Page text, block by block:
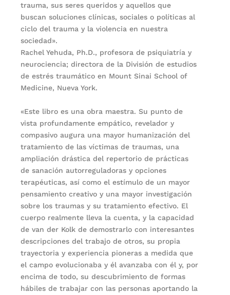
trauma, sus seres queridos y aquellos que
buscan soluciones clínicas, sociales o políticas al
ciclo del trauma y la violencia en nuestra
sociedad».
Rachel Yehuda, Ph.D., profesora de psiquiatría y
neurociencia; directora de la División de estudios
de estrés traumático en Mount Sinai School of
Medicine, Nueva York.
«Este libro es una obra maestra. Su punto de
vista profundamente empático, revelador y
compasivo augura una mayor humanización del
tratamiento de las víctimas de traumas, una
ampliación drástica del repertorio de prácticas
de sanación autorreguladoras y opciones
terapéuticas, así como el estímulo de un mayor
pensamiento creativo y una mayor investigación
sobre los traumas y su tratamiento efectivo. El
cuerpo realmente lleva la cuenta, y la capacidad
de van der Kolk de demostrarlo con interesantes
descripciones del trabajo de otros, su propia
trayectoria y experiencia pioneras a medida que
el campo evolucionaba y él avanzaba con él y, por
encima de todo, su descubrimiento de formas
hábiles de trabajar con las personas aportando la